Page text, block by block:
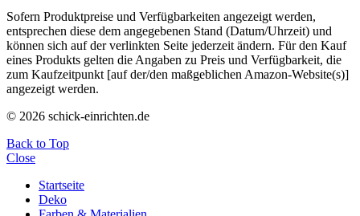
Sofern Produktpreise und Verfügbarkeiten angezeigt werden,
entsprechen diese dem angegebenen Stand (Datum/Uhrzeit) und
können sich auf der verlinkten Seite jederzeit ändern. Für den Kauf
eines Produkts gelten die Angaben zu Preis und Verfügbarkeit, die
zum Kaufzeitpunkt [auf der/den maßgeblichen Amazon-Website(s)]
angezeigt werden.
© 2026 schick-einrichten.de
Back to Top
Close
Startseite
Deko